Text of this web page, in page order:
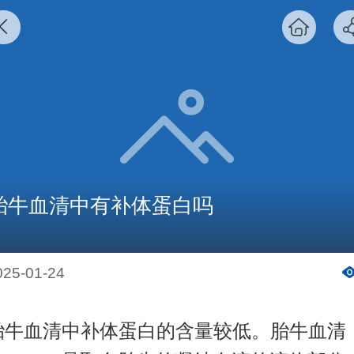
牛血清中有补体蛋白吗
01-24
牛血清中补体蛋白的含量较低。胎牛血清